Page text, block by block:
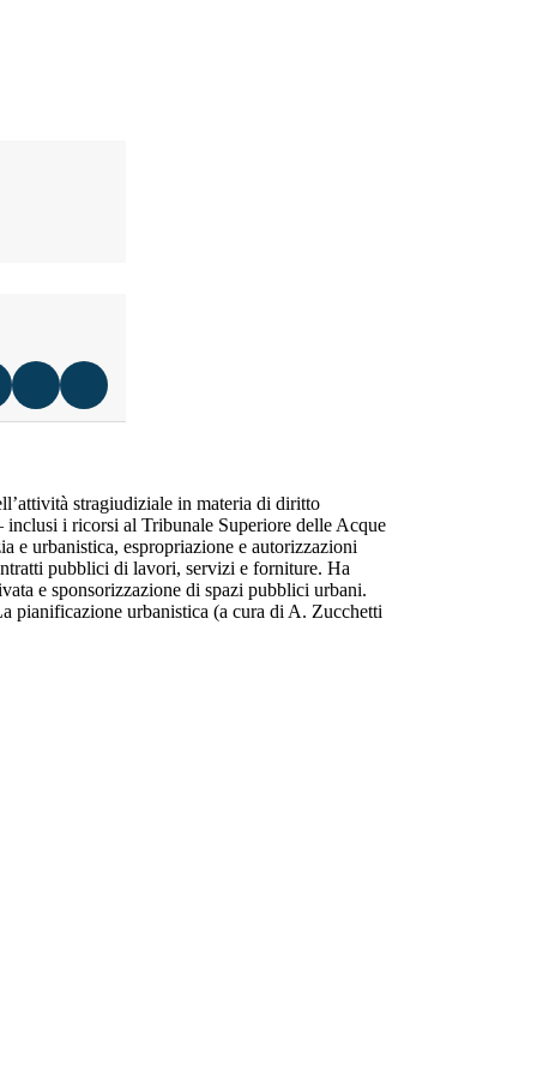
stragiudiziale in materia di diritto
i ricorsi al Tribunale Superiore delle Acque
urbanistica, espropriazione e autorizzazioni
pubblici di lavori, servizi e forniture. Ha
e sponsorizzazione di spazi pubblici urbani.
pianificazione urbanistica (a cura di A. Zucchetti